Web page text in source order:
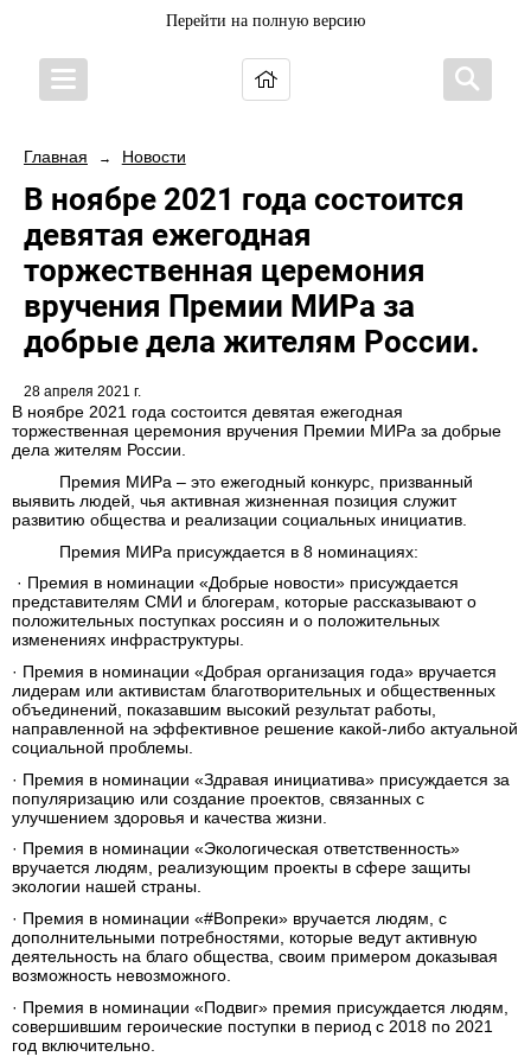
Перейти на полную версию
Главная → Новости
В ноябре 2021 года состоится
девятая ежегодная
торжественная церемония
вручения Премии МИРа за
добрые дела жителям России.
28 апреля 2021 г.
В ноябре 2021 года состоится девятая ежегодная
торжественная церемония вручения Премии МИРа за добрые
дела жителям России.
Премия МИРа – это ежегодный конкурс, призванный
выявить людей, чья активная жизненная позиция служит
развитию общества и реализации социальных инициатив.
Премия МИРа присуждается в 8 номинациях:
· Премия в номинации «Добрые новости» присуждается
представителям СМИ и блогерам, которые рассказывают о
положительных поступках россиян и о положительных
изменениях инфраструктуры.
· Премия в номинации «Добрая организация года» вручается
лидерам или активистам благотворительных и общественных
объединений, показавшим высокий результат работы,
направленной на эффективное решение какой-либо актуальной
социальной проблемы.
· Премия в номинации «Здравая инициатива» присуждается за
популяризацию или создание проектов, связанных с
улучшением здоровья и качества жизни.
· Премия в номинации «Экологическая ответственность»
вручается людям, реализующим проекты в сфере защиты
экологии нашей страны.
· Премия в номинации «#Вопреки» вручается людям, с
дополнительными потребностями, которые ведут активную
деятельность на благо общества, своим примером доказывая
возможность невозможного.
· Премия в номинации «Подвиг» премия присуждается людям,
совершившим героические поступки в период с 2018 по 2021
год включительно.